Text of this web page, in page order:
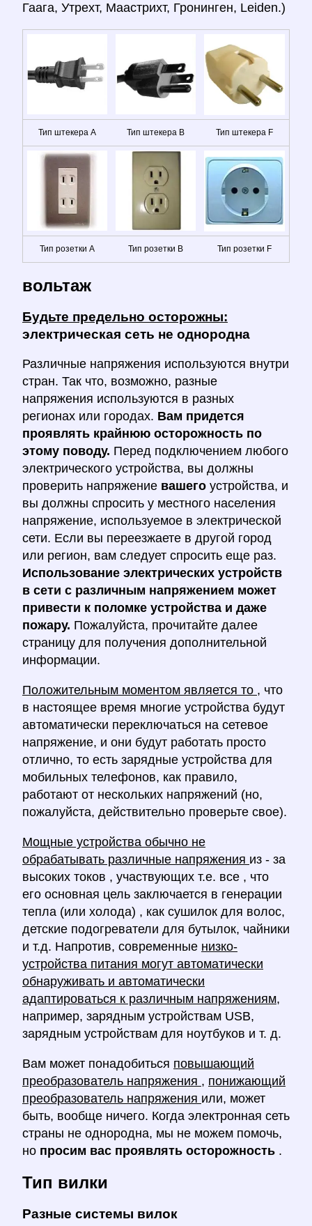
Гаага, Утрехт, Маастрихт, Гронинген, Leiden.)
Тип штекера A Тип штекера B Тип штекера F
Тип розетки A Тип розетки B Тип розетки F
вольтаж
Будьте предельно осторожны:
электрическая сеть не однородна
Различные напряжения используются внутри
стран. Так что, возможно, разные
напряжения используются в разных
регионах или городах. Вам придется
проявлять крайнюю осторожность по
этому поводу. Перед подключением любого
электрического устройства, вы должны
проверить напряжение вашего устройства, и
вы должны спросить у местного населения
напряжение, используемое в электрической
сети. Если вы переезжаете в другой город
или регион, вам следует спросить еще раз.
Использование электрических устройств
в сети с различным напряжением может
привести к поломке устройства и даже
пожару. Пожалуйста, прочитайте далее
страницу для получения дополнительной
информации.
Положительным моментом является то , что
в настоящее время многие устройства будут
автоматически переключаться на сетевое
напряжение, и они будут работать просто
отлично, то есть зарядные устройства для
мобильных телефонов, как правило,
работают от нескольких напряжений (но,
пожалуйста, действительно проверьте свое).
Мощные устройства обычно не
обрабатывать различные напряжения из - за
высоких токов , участвующих т.е. все , что
его основная цель заключается в генерации
тепла (или холода) , как сушилок для волос,
детские подогреватели для бутылок, чайники
и т.д. Напротив, современные низко-
устройства питания могут автоматически
обнаруживать и автоматически
адаптироваться к различным напряжениям,
например, зарядным устройствам USB,
зарядным устройствам для ноутбуков и т. д.
Вам может понадобиться повышающий
преобразователь напряжения , понижающий
преобразователь напряжения или, может
быть, вообще ничего. Когда электронная сеть
страны не однородна, мы не можем помочь,
но просим вас проявлять осторожность .
Тип вилки
Разные системы вилок